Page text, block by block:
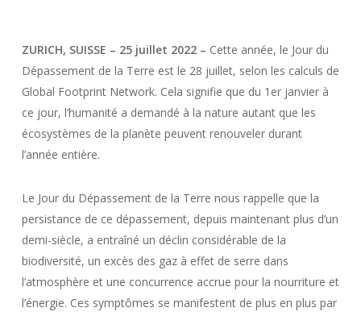
ZURICH, SUISSE – 25 juillet 2022 – Cette année, le Jour du
Dépassement de la Terre est le 28 juillet, selon les calculs de
Global Footprint Network. Cela signifie que du 1er janvier à
ce jour, l’humanité a demandé à la nature autant que les
écosystèmes de la planète peuvent renouveler durant
l’année entière.
Le Jour du Dépassement de la Terre nous rappelle que la
persistance de ce dépassement, depuis maintenant plus d’un
demi-siècle, a entraîné un déclin considérable de la
biodiversité, un excès des gaz à effet de serre dans
l’atmosphère et une concurrence accrue pour la nourriture et
l’énergie. Ces symptômes se manifestent de plus en plus par